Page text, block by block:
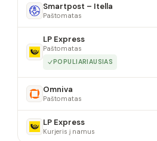
Smartpost – Itella
Paštomatas
LP Express
Paštomatas
POPULIARIAUSIAS
Omniva
Paštomatas
LP Express
Kurjeris į namus